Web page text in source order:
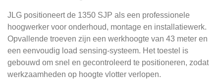
JLG positioneert de 1350 SJP als een professionele
hoogwerker voor onderhoud, montage en installatiewerk.
Opvallende troeven zijn een werkhoogte van 43 meter en
een eenvoudig load sensing-systeem. Het toestel is
gebouwd om snel en gecontroleerd te positioneren, zodat
werkzaamheden op hoogte vlotter verlopen.